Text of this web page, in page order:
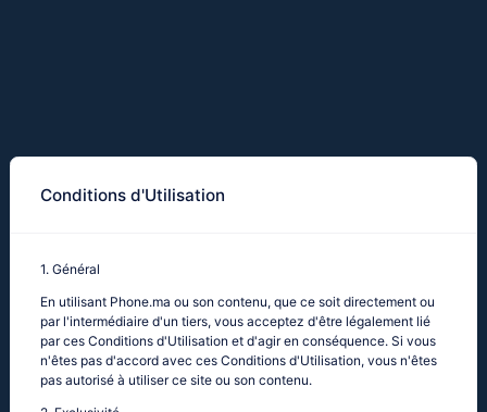
Conditions d'Utilisation
1. Général
En utilisant Phone.ma ou son contenu, que ce soit directement ou
par l'intermédiaire d'un tiers, vous acceptez d'être légalement lié
par ces Conditions d'Utilisation et d'agir en conséquence. Si vous
n'êtes pas d'accord avec ces Conditions d'Utilisation, vous n'êtes
pas autorisé à utiliser ce site ou son contenu.